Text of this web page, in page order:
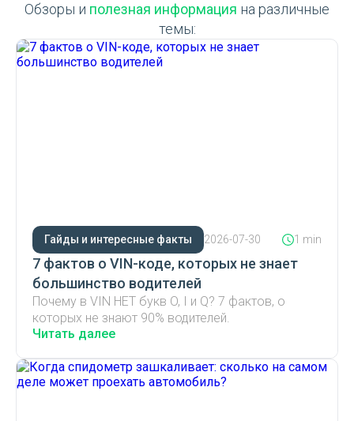
Обзоры и полезная информация на различные
темы:
Гайды и интересные факты 2026-07-30 1 min
7 фактов о VIN-коде, которых не знает
большинство водителей
Почему в VIN НЕТ букв O, I и Q? 7 фактов, о
которых не знают 90% водителей.
Читать далее